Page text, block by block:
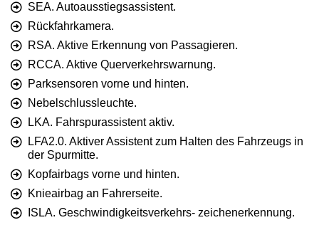
SEA. Autoausstiegsassistent.
Rückfahrkamera.
RSA. Aktive Erkennung von Passagieren.
RCCA. Aktive Querverkehrswarnung.
Parksensoren vorne und hinten.
Nebelschlussleuchte.
LKA. Fahrspurassistent aktiv.
LFA2.0. Aktiver Assistent zum Halten des Fahrzeugs in
der Spurmitte.
Kopfairbags vorne und hinten.
Knieairbag an Fahrerseite.
ISLA. Geschwindigkeitsverkehrs- zeichenerkennung.